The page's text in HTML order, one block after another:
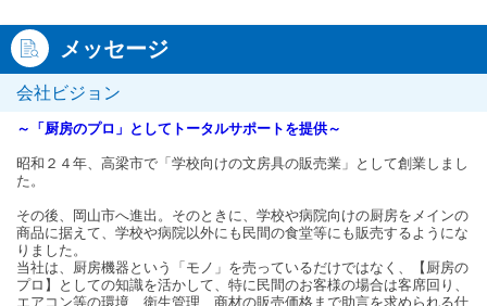
メッセージ
会社ビジョン
～「厨房のプロ」としてトータルサポートを提供～
昭和２４年、高梁市で「学校向けの文房具の販売業」として創業しまし
た。
その後、岡山市へ進出。そのときに、学校や病院向けの厨房をメインの
商品に据えて、学校や病院以外にも民間の食堂等にも販売するようにな
りました。
当社は、厨房機器という「モノ」を売っているだけではなく、【厨房の
プロ】としての知識を活かして、特に民間のお客様の場合は客席回り、
エアコン等の環境、衛生管理、商材の販売価格まで助言を求められる仕